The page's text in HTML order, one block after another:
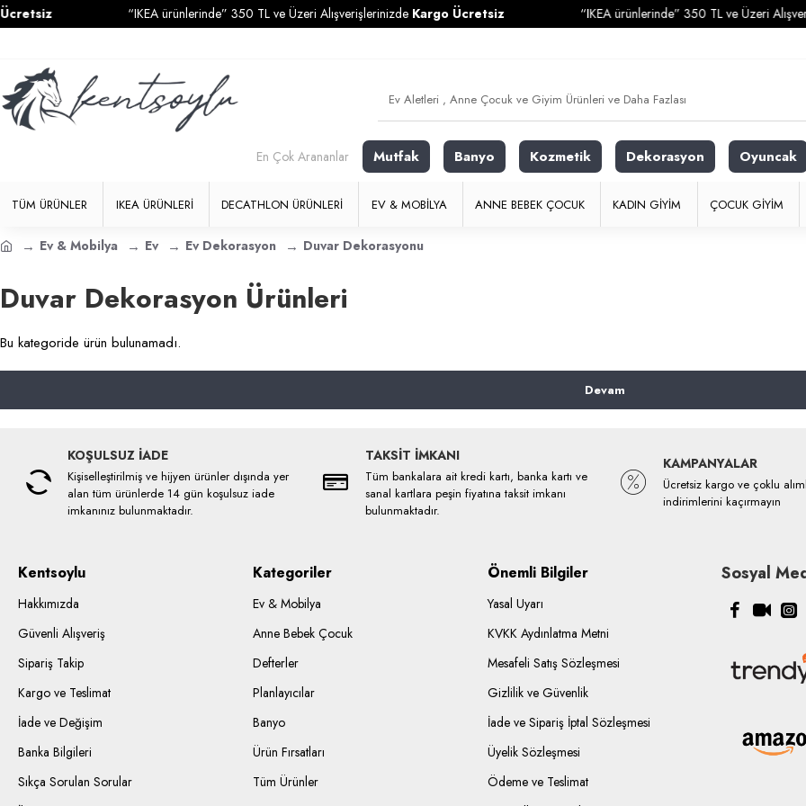
“IKEA ürünlerinde” 350 TL ve Üzeri AlışverişlerinizdeKargo Ücretsiz “IKEA ürünlerinde” 350 TL ve Üzeri
En Çok Arananlar Mutfak Banyo Kozmetik Dekorasyon Oyuncak
TÜM ÜRÜNLER IKEA ÜRÜNLERI DECATHLON ÜRÜNLERI EV & MOBILYA ANNE BEBEK ÇOCUK KADIN GIYIM ÇOCUK GIYIM
Ev & Mobilya Ev Ev Dekorasyon Duvar Dekorasyonu
Duvar Dekorasyon Ürünleri
Bu kategoride ürün bulunamadı.
Devam
KOŞULSUZ İADE
Kişiselleştirilmiş ve hijyen ürünler dışında yer
alan tüm ürünlerde 14 gün koşulsuz iade
imkanınız bulunmaktadır.
TAKSİT İMKANI
Tüm bankalara ait kredi kartı, banka kartı ve
sanal kartlara peşin fiyatına taksit imkanı
bulunmaktadır.
KAMPANYALAR
Ücretsiz kargo ve çoklu
indirimlerini kaçırmayın
Kentsoylu
Hakkımızda
Güvenli Alışveriş
Sipariş Takip
Kargo ve Teslimat
İade ve Değişim
Banka Bilgileri
Sıkça Sorulan Sorular
Kategoriler
Ev & Mobilya
Anne Bebek Çocuk
Defterler
Planlayıcılar
Banyo
Ürün Fırsatları
Tüm Ürünler
Önemli Bilgiler
Yasal Uyarı
KVKK Aydınlatma Metni
Mesafeli Satış Sözleşmesi
Gizlilik ve Güvenlik
İade ve Sipariş İptal Sözleşmesi
Üyelik Sözleşmesi
Ödeme ve Teslimat
Sosyal